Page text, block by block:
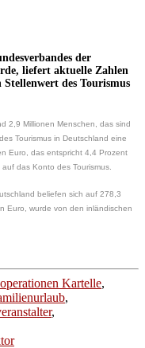
der
liefert aktuelle Zahlen
Stellenwert des Tourismus
2,9 Millionen Menschen, das sind
Tourismus in Deutschland eine
Euro, das entspricht 4,4 Prozent
das Konto des Tourismus.
beliefen sich auf 278,3
Euro, wurde von den inländischen
Kartelle,
,
,